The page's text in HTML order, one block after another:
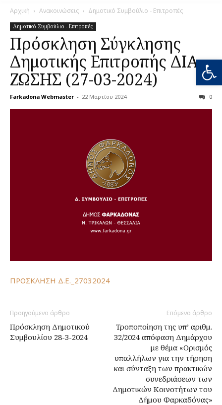
Αρχική Ανακοινώσεις Δημοτικό Συμβούλιο - Επιτροπές
Δημοτικό Συμβούλιο - Επιτροπές
Πρόσκληση Σύγκλησης
Δημοτικής Επιτροπής ΔΙΑ
ΖΩΣΗΣ (27-03-2024)
Farkadona Webmaster - 22 Μαρτίου 2024 0
ΠΡΟΣΚΛΗΣΗ Δ.Ε._27032024
Προηγούμενο άρθρο
Πρόσκληση Δημοτικού
Συμβουλίου 28-3-2024
Επόμενο άρθρο
Τροποποίηση της υπ’ αριθμ.
32/2024 απόφαση Δημάρχου
με θέμα «Ορισμός
υπαλλήλων για την τήρηση
και σύνταξη των πρακτικών
συνεδριάσεων των
Δημοτικών Κοινοτήτων του
Δήμου Φαρκαδόνας»